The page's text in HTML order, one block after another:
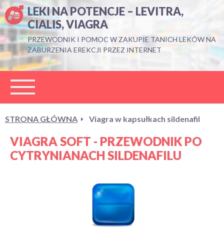
LEKI NA POTENCJE – LEVITRA,
CIALIS, VIAGRA
PRZEWODNIK I POMOC W ZAKUPIE TANICH LEKÓW NA
ZABURZENIA EREKCJI PRZEZ INTERNET
STRONA GŁÓWNA Viagra w kapsułkach sildenafil
VIAGRA SOFT - PRZEWODNIK PO
CYTRYNIANACH SILDENAFILU